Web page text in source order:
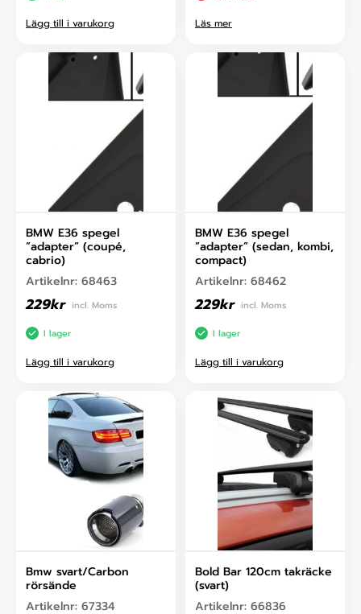
Lägg till i varukorg Läs mer
BMW E36 spegel
”adapter” (coupé,
cabrio)
Artikelnr: 68463
229kr incl. Moms
I lager
Lägg till i varukorg
BMW E36 spegel
”adapter” (sedan, kombi,
compact)
Artikelnr: 68462
229kr incl. Moms
I lager
Lägg till i varukorg
Bmw svart/Carbon
rörsände
Artikelnr: 67334
Bold Bar 120cm takräcke
(svart)
Artikelnr: 66836